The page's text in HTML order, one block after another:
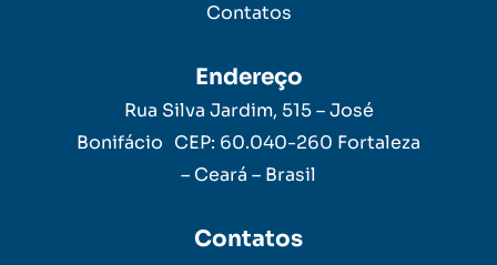
Contatos
Endereço
Rua Silva Jardim, 515 – José
Bonifácio CEP: 60.040-260 Fortaleza
– Ceará – Brasil
Contatos